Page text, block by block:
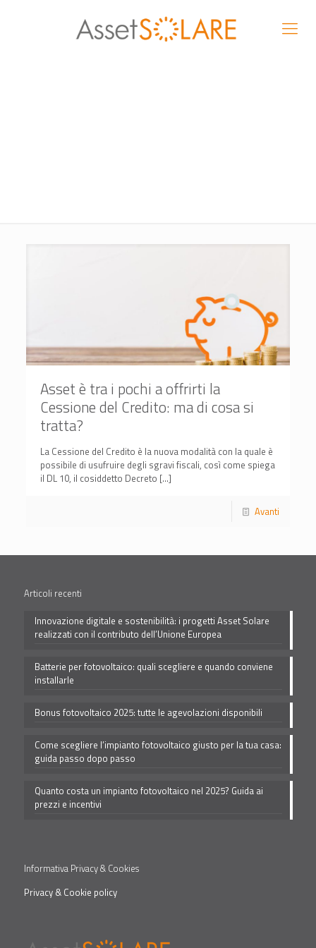
Asset è tra i pochi a offrirti la
Cessione del Credito: ma di cosa si
tratta?
La Cessione del Credito è la nuova modalità con la quale è
possibile di usufruire degli sgravi fiscali, così come spiega
il DL 10, il cosiddetto Decreto […]
Avanti
Articoli recenti
Innovazione digitale e sostenibilità: i progetti Asset Solare
realizzati con il contributo dell’Unione Europea
Batterie per fotovoltaico: quali scegliere e quando conviene
installarle
Bonus fotovoltaico 2025: tutte le agevolazioni disponibili
Come scegliere l’impianto fotovoltaico giusto per la tua casa:
guida passo dopo passo
Quanto costa un impianto fotovoltaico nel 2025? Guida ai
prezzi e incentivi
Informativa Privacy & Cookies
Privacy & Cookie policy